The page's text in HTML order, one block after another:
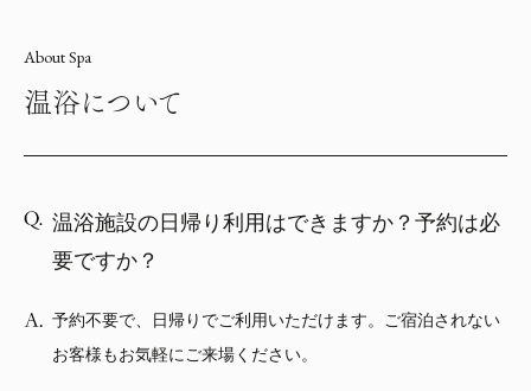
About Spa
温浴について
温浴施設の日帰り利用はできますか？予約は必
要ですか？
予約不要で、日帰りでご利用いただけます。ご宿泊されない
お客様もお気軽にご来場ください。